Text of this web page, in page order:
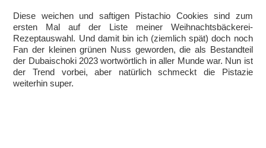
Diese weichen und saftigen Pistachio Cookies sind zum
ersten Mal auf der Liste meiner Weihnachtsbäckerei-
Rezeptauswahl. Und damit bin ich (ziemlich spät) doch noch
Fan der kleinen grünen Nuss geworden, die als Bestandteil
der Dubaischoki 2023 wortwörtlich in aller Munde war. Nun ist
der Trend vorbei, aber natürlich schmeckt die Pistazie
weiterhin super.